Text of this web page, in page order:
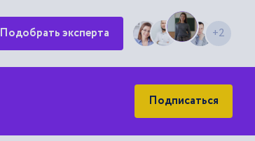
Подобрать эксперта +2
Подписаться